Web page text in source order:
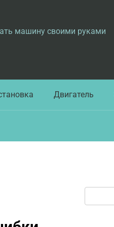
машину своими руками
Двигатель